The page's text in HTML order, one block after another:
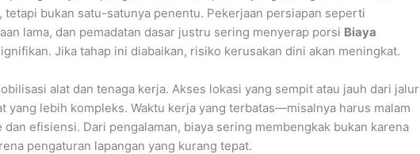
tetapi bukan satu-satunya penentu. Pekerjaan persiapan seperti
lama, dan pemadatan dasar justru sering menyerap porsi Biaya
Jika tahap ini diabaikan, risiko kerusakan dini akan meningkat.
alat dan tenaga kerja. Akses lokasi yang sempit atau jauh dari jalur
yang lebih kompleks. Waktu kerja yang terbatas—misalnya harus malam
efisiensi. Dari pengalaman, biaya sering membengkak bukan karena
pengaturan lapangan yang kurang tepat.